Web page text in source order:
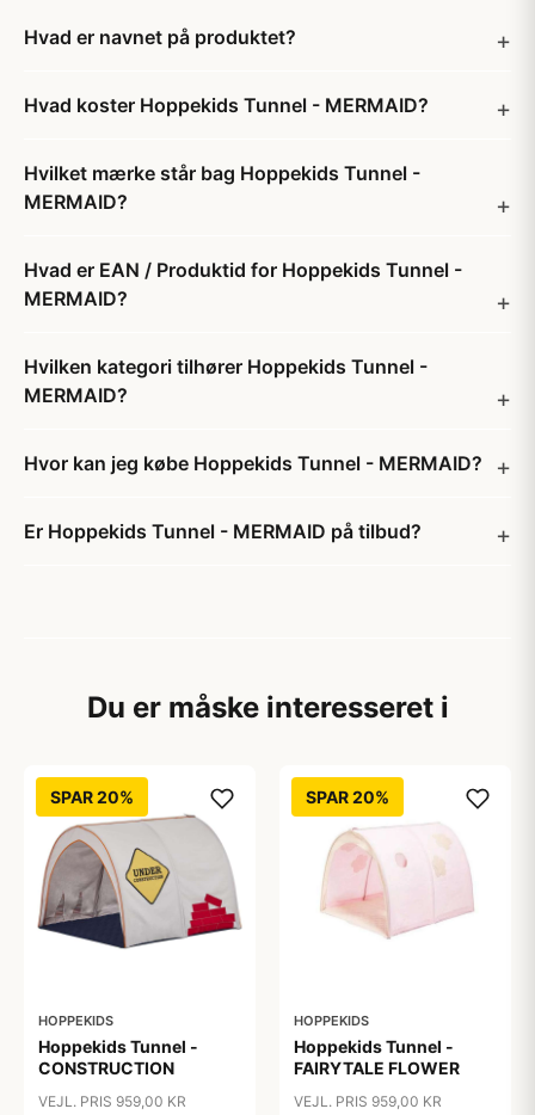
Hvad er navnet på produktet?
Hvad koster Hoppekids Tunnel - MERMAID?
Hvilket mærke står bag Hoppekids Tunnel -
MERMAID?
Hvad er EAN / Produktid for Hoppekids Tunnel -
MERMAID?
Hvilken kategori tilhører Hoppekids Tunnel -
MERMAID?
Hvor kan jeg købe Hoppekids Tunnel - MERMAID?
Er Hoppekids Tunnel - MERMAID på tilbud?
Du er måske interesseret i
SPAR 20%
HOPPEKIDS
Hoppekids Tunnel -
CONSTRUCTION
VEJL. PRIS 959,00 KR
SPAR 20%
HOPPEKIDS
Hoppekids Tunnel -
FAIRYTALE FLOWER
VEJL. PRIS 959,00 KR